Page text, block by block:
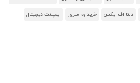
دلتا اف ایکس خرید رم سرور ایمپلنت دیجیتال